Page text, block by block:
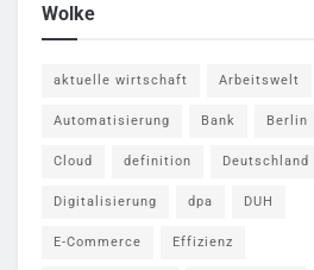
Wolke
aktuelle wirtschaft Arbeitswelt
Automatisierung Bank Berlin
Cloud definition Deutschland
Digitalisierung dpa DUH
E-Commerce Effizienz